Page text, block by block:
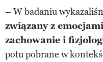
– W badaniu
związany z emocjami
zachowanie i
potu pobrane w